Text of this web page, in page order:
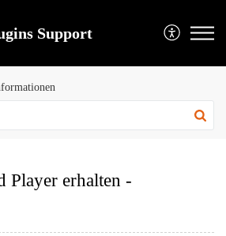
Support
Player erhalten -